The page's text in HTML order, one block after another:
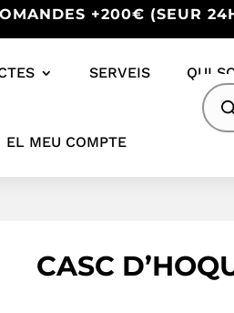
+200€ (SEUR
SERVEIS QUI
EL MEU COMPTE
CASC